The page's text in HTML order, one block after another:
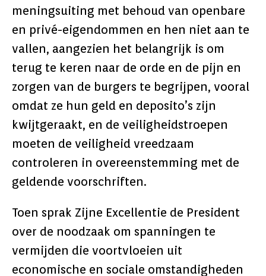
meningsuiting met behoud van openbare
en privé-eigendommen en hen niet aan te
vallen, aangezien het belangrijk is om
terug te keren naar de orde en de pijn en
zorgen van de burgers te begrijpen, vooral
omdat ze hun geld en deposito’s zijn
kwijtgeraakt, en de veiligheidstroepen
moeten de veiligheid vreedzaam
controleren in overeenstemming met de
geldende voorschriften.
Toen sprak Zijne Excellentie de President
over de noodzaak om spanningen te
vermijden die voortvloeien uit
economische en sociale omstandigheden